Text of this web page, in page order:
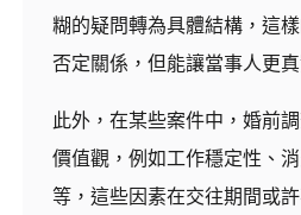
糊的疑問轉為具體結構，這
否定關係，但能讓當事人更
此外，在某些案件中，婚前
價值觀，例如工作穩定性、
等，這些因素在交往期間或